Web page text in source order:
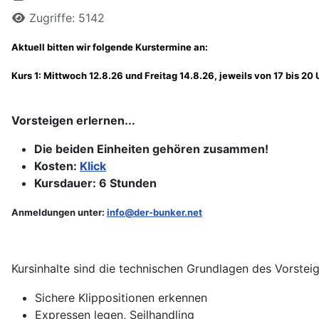
Zugriffe: 5142
Aktuell bitten wir folgende Kurstermine an:
Kurs 1: Mittwoch 12.8.26 und Freitag 14.8.26, jeweils von 17 bis 20
Vorsteigen erlernen...
Die beiden Einheiten gehören zusammen!
Kosten: Klick
Kursdauer: 6 Stunden
Anmeldungen unter: info@der-bunker.net
Kursinhalte sind die technischen Grundlagen des
Sichere Klippositionen erkennen
Expressen legen, Seilhandling